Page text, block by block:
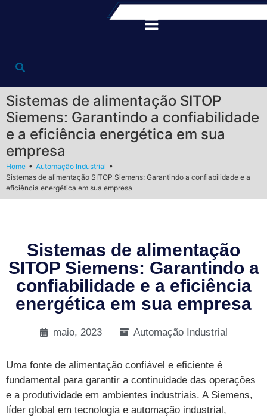
Sistemas de alimentação SITOP
Siemens: Garantindo a confiabilidade
e a eficiência energética em sua
empresa
Home • Automação Industrial •
Sistemas de alimentação SITOP Siemens: Garantindo a confiabilidade e a
eficiência energética em sua empresa
Sistemas de alimentação
SITOP Siemens: Garantindo a
confiabilidade e a eficiência
energética em sua empresa
maio, 2023 Automação Industrial
Uma fonte de alimentação confiável e eficiente é
fundamental para garantir a continuidade das operações
e a produtividade em ambientes industriais. A Siemens,
líder global em tecnologia e automação industrial,